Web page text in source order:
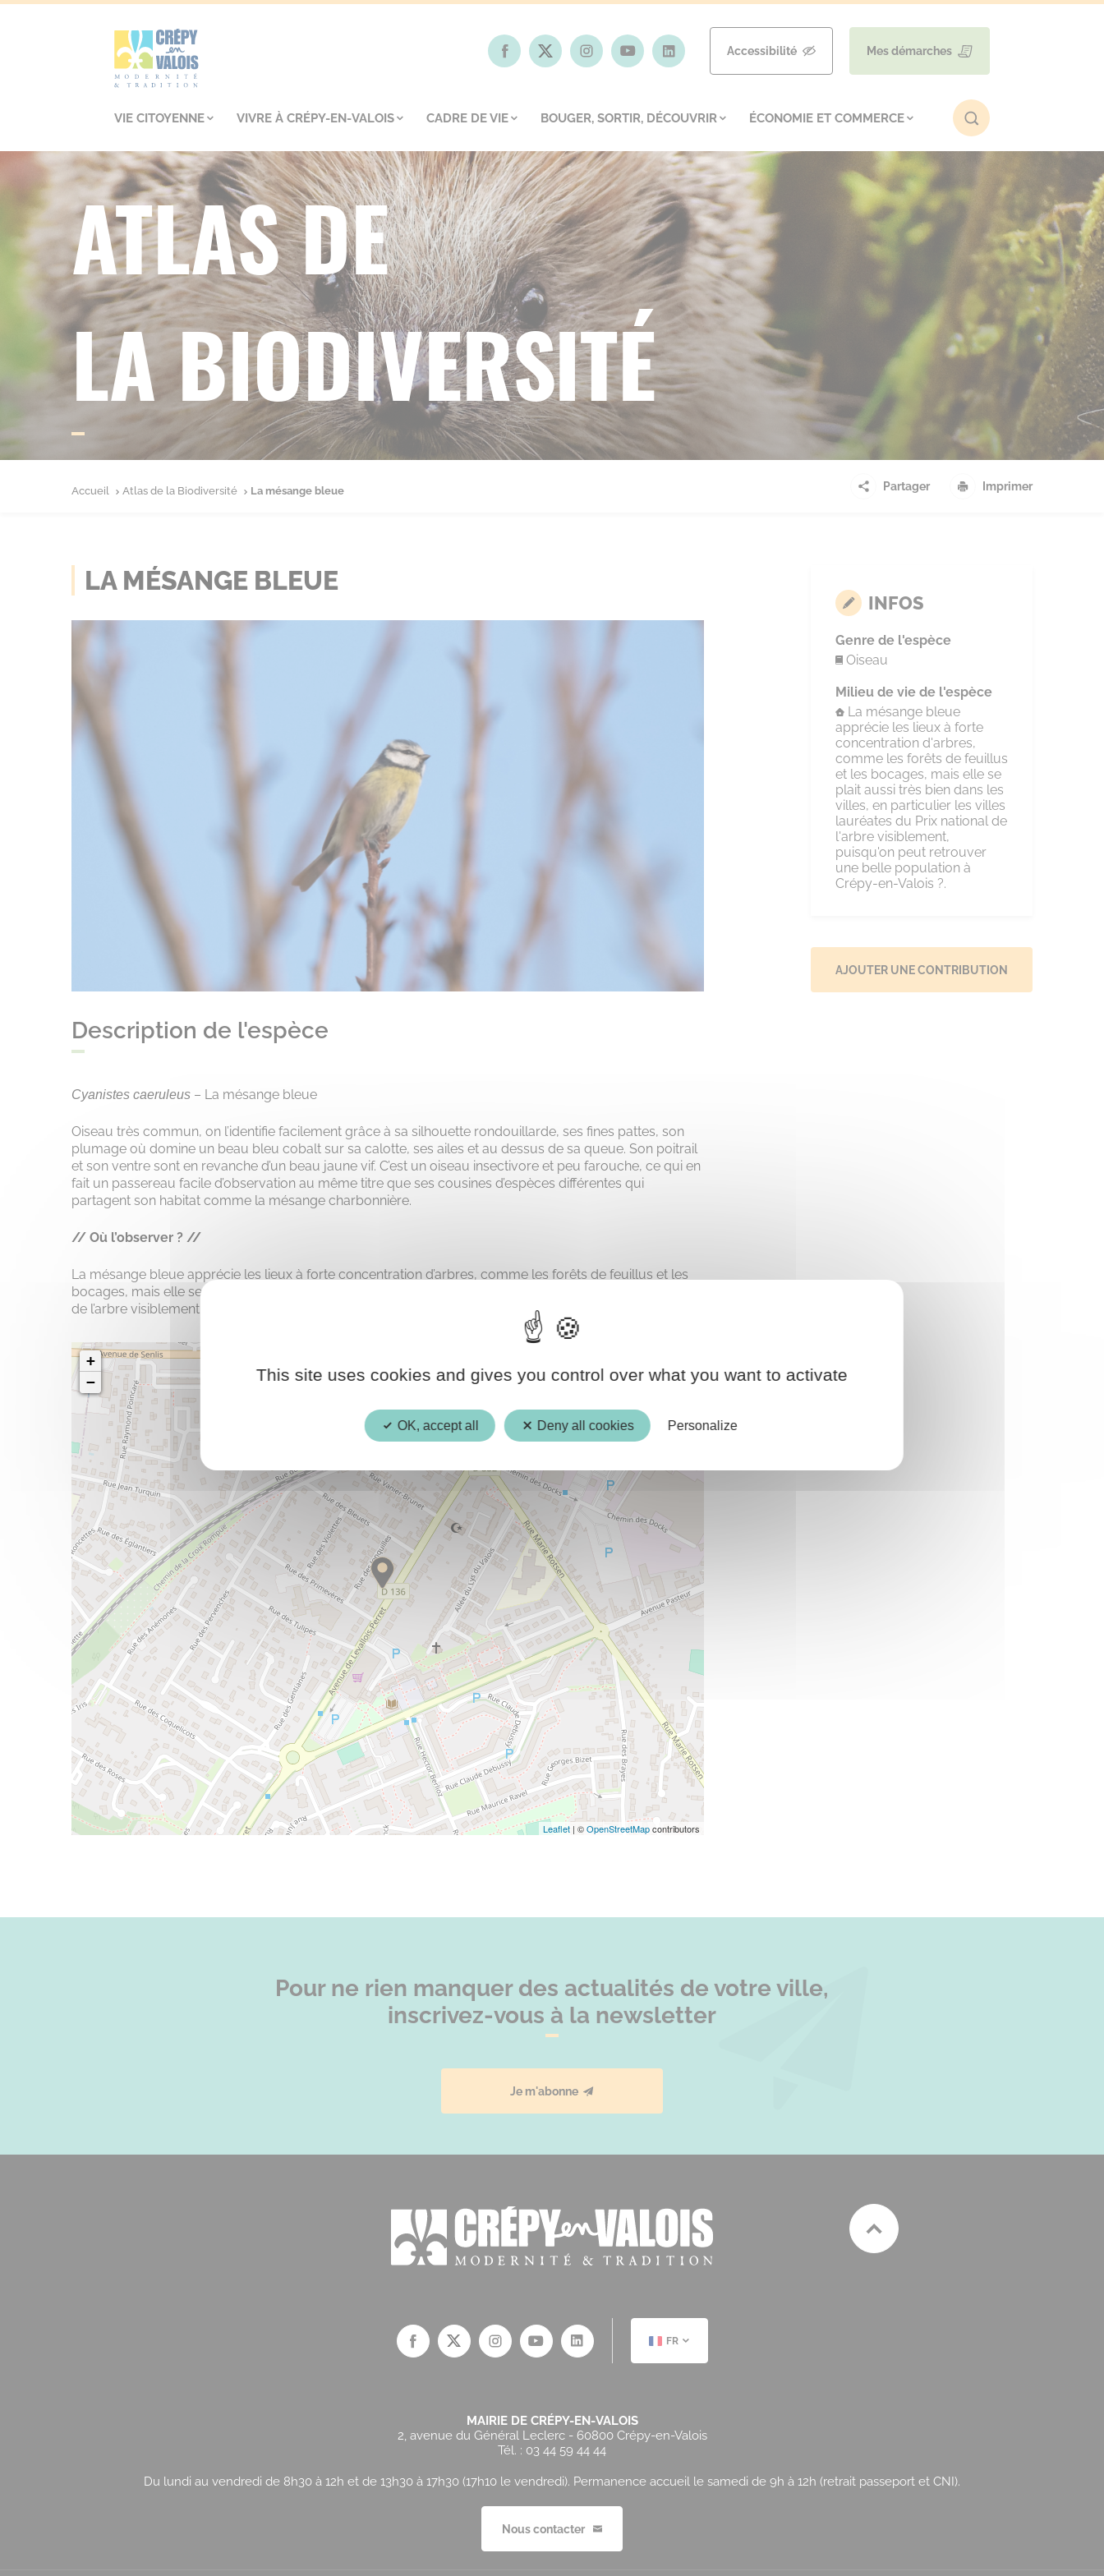
Accessibilité Mes démarches
VIE CITOYENNE VIVRE À CRÉPY-EN-VALOIS CADRE DE VIE BOUGER, SORTIR, DÉCOUVRIR ÉCONOMIE ET COMMERCE
ATLAS DE
LA BIODIVERSITÉ
Accueil Atlas de la Biodiversité La mésange bleue Partager Imprimer
LA MÉSANGE BLEUE
Description de l'espèce
Cyanistes caeruleus – La mésange bleue
Oiseau très commun, on l’identifie facilement grâce à sa silhouette rondouillarde, ses fines pattes, son
plumage où domine un beau bleu cobalt sur sa calotte, ses ailes et au dessus de sa queue. Son poitrail
et son ventre sont en revanche d’un beau jaune vif. C’est un oiseau insectivore et peu farouche, ce qui en
fait un passereau facile d’observation au même titre que ses cousines d’espèces différentes qui
partagent son habitat comme la mésange charbonnière.
// Où l’observer ? //
La mésange bleue apprécie les lieux à forte concentration d’arbres, comme les forêts de feuillus et les
bocages, mais elle se plait aussi très bien dans les villes, en particulier les villes lauréates du Prix national
de l’arbre visiblement, puisqu’on peut retrouver une belle population à Crépy-en-Valois ?.
+
−
Leaflet| ©OpenStreetMapcontributors
INFOS
Genre de l'espèce
Oiseau
Milieu de vie de l'espèce
La mésange bleue
apprécie les lieux à forte
concentration d'arbres,
comme les forêts de feuillus
et les bocages, mais elle se
plait aussi très bien dans les
villes, en particulier les villes
lauréates du Prix national de
l'arbre visiblement,
puisqu'on peut retrouver
une belle population à
Crépy-en-Valois ?.
AJOUTER UNE CONTRIBUTION
Pour ne rien manquer des actualités de votre ville,
inscrivez-vous à la newsletter
Je m'abonne
FR
MAIRIE DE CRÉPY-EN-VALOIS
2, avenue du Général Leclerc - 60800 Crépy-en-Valois
Tél. : 03 44 59 44 44
Du lundi au vendredi de 8h30 à 12h et de 13h30 à 17h30 (17h10 le vendredi). Permanence accueil le samedi de 9h à 12h (retrait passeport et CNI).
Nous contacter
This site uses cookies and gives you control over what you want to activate
OK, accept all Deny all cookies Personalize